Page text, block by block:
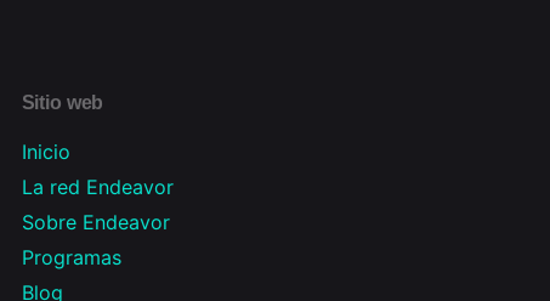
Sitio web
Inicio
La red Endeavor
Sobre Endeavor
Programas
Blog